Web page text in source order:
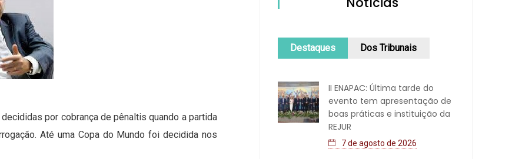
por cobrança de pênaltis quando a partida
Até uma Copa do Mundo foi decidida nos
Destaques Dos Tribunais
II ENAPAC: Última tarde do
evento tem apresentação de
boas práticas e instituição da
REJUR
7 de agosto de 2026